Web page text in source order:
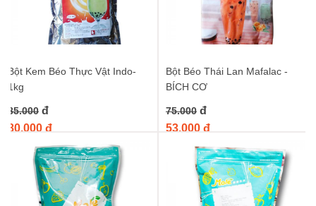
Bột Kem Béo Thực Vật Indo-
1kg
85.000 đ
80.000 đ
Bột Béo Thái Lan Mafalac -
BÍCH CƠ
75.000 đ
53.000 đ